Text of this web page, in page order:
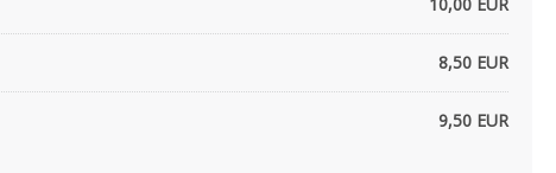
8,50 EUR
9,50 EUR